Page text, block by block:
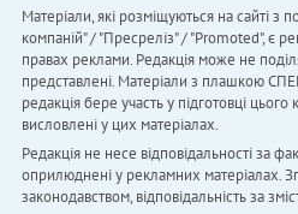
Матеріали, які розміщуються на сайті з
компаній" / "Пресреліз" / "Promoted", є
правах реклами. Редакція може не
представлені. Матеріали з плашкою
редакція бере участь у підготовці цього
висловлені у цих матеріалах.
Редакція не несе відповідальності за
оприлюднені у рекламних матеріалах.
законодавством, відповідальність за